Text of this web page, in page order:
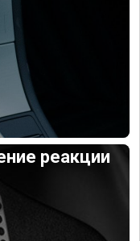
реакции